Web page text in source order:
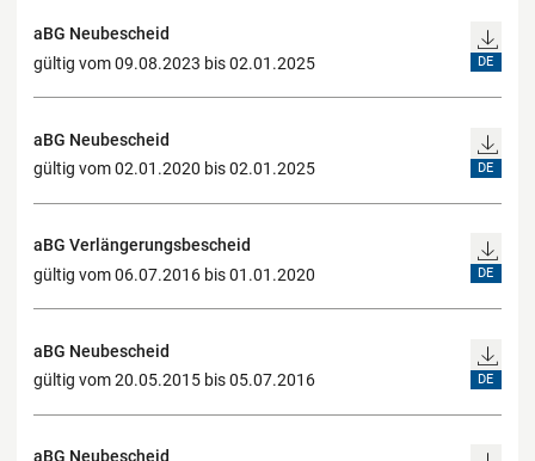
aBG Neubescheid
gültig vom 09.08.2023 bis 02.01.2025
DE
aBG Neubescheid
gültig vom 02.01.2020 bis 02.01.2025
DE
aBG Verlängerungsbescheid
gültig vom 06.07.2016 bis 01.01.2020
DE
aBG Neubescheid
gültig vom 20.05.2015 bis 05.07.2016
DE
aBG Neubescheid